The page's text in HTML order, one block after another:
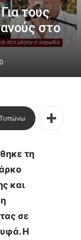
τους
στο
0
Τυπώνω
τη
και
σε
Η